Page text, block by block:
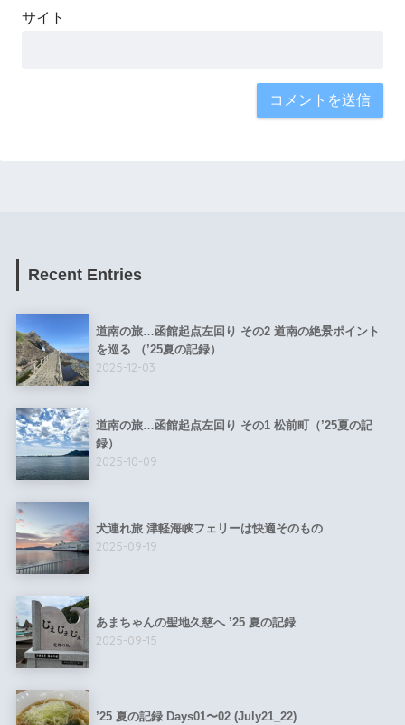
サイト
Recent Entries
道南の旅…函館起点左回り その2 道南の絶景ポイント
を巡る （’25夏の記録）
2025-12-03
道南の旅…函館起点左回り その1 松前町（’25夏の記
録）
2025-10-09
犬連れ旅 津軽海峡フェリーは快適そのもの
2025-09-19
あまちゃんの聖地久慈へ ’25 夏の記録
2025-09-15
’25 夏の記録 Days01〜02 (July21_22)